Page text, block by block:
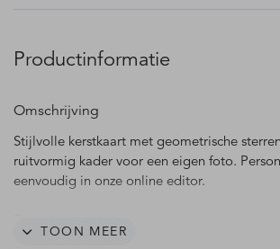
Productinformatie
Omschrijving
Stijlvolle kerstkaart met geometrische
ruitvormig kader voor een eigen foto.
eenvoudig in onze online editor.
teksten en afbeeldingen. De bestelling
TOON MEER